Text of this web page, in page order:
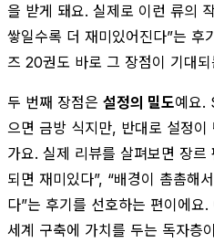
을 받게 돼요. 실제로 이런 류의
쌓일수록 더 재미있어진다”는 후
즈 20권도 바로 그 장점이 기대
두 번째 장점은 설정의 밀도예요.
으면 금방 식지만, 반대로 설정
가요. 실제 리뷰를 살펴보면 장르
되면 재미있다”, “배경이 촘촘해
다”는 후기를 선호하는 편이에요
세계 구축에 가치를 두는 독자층